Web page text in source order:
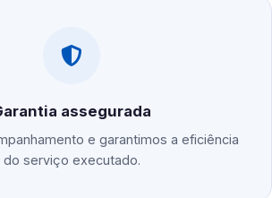
assegurada
e garantimos a eficiência
do serviço executado.